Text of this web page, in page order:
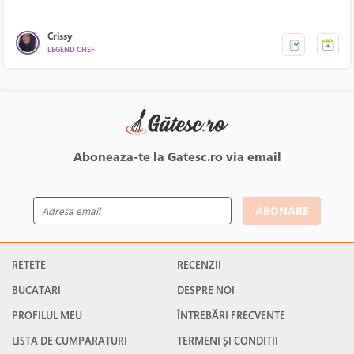
Crissy
LEGEND CHEF
Aboneaza-te la Gatesc.ro via email
ABONARE
RETETE
BUCATARI
PROFILUL MEU
LISTA DE CUMPARATURI
RECENZII
DESPRE NOI
ÎNTREBĂRI FRECVENTE
TERMENI ȘI CONDITII